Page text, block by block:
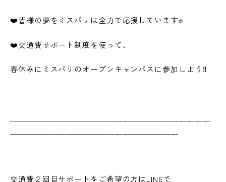
❤️皆様の夢をミスパリは全力で応援しています✊
❤️交通費サポート制度を使って、
春休みにミスパリのオープンキャンパスに参加しよう‼
交通費２回目サポートをご希望の方はLINEで